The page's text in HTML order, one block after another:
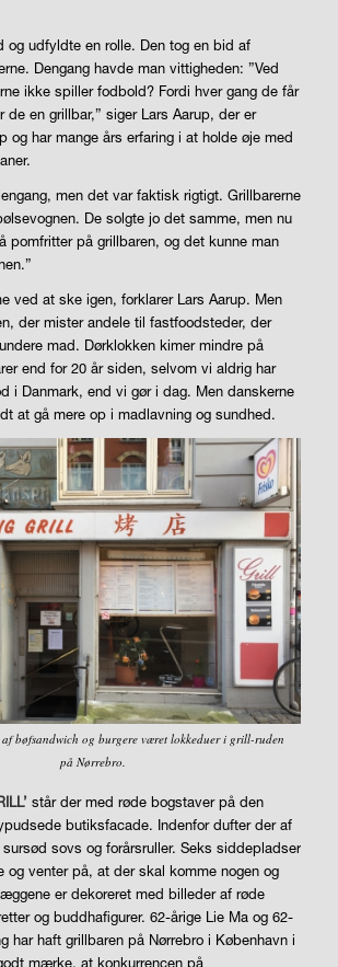
og udfyldte en rolle. Den tog en bid af
Dengang havde man vittigheden: ”Ved
ikke spiller fodbold? Fordi hver gang de får
de en grillbar,” siger Lars Aarup, der er
og har mange års erfaring i at holde øje med
men det var faktisk rigtigt. Grillbarerne
De solgte jo det samme, men nu
pomfritter på grillbaren, og det kunne man
ved at ske igen, forklarer Lars Aarup. Men
der mister andele til fastfoodsteder, der
mad. Dørklokken kimer mindre på
end for 20 år siden, selvom vi aldrig har
i Danmark, end vi gør i dag. Men danskerne
at gå mere op i madlavning og sundhed.
bøfsandwich og burgere været lokkeduer i grill-ruden
på Nørrebro.
står der med røde bogstaver på den
butiksfacade. Indenfor dufter der af
sovs og forårsruller. Seks siddepladser
og venter på, at der skal komme nogen og
er dekoreret med billeder af røde
og buddhafigurer. 62-årige Lie Ma og 62-
har haft grillbaren på Nørrebro i København i
mærke, at konkurrencen på